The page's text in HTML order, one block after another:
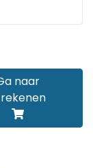
naar